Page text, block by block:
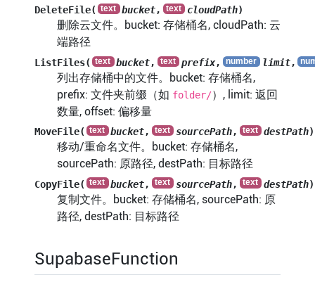
DeleteFile( bucket, cloudPath)
删除云文件。bucket: 存储桶名, cloudPath: 云
端路径
ListFiles( bucket, prefix, limit,
列出存储桶中的文件。bucket: 存储桶名,
prefix: 文件夹前缀（如 folder/）, limit: 返回
数量, offset: 偏移量
MoveFile( bucket, sourcePath, destPath)
移动/重命名文件。bucket: 存储桶名,
sourcePath: 原路径, destPath: 目标路径
CopyFile( bucket, sourcePath, destPath)
复制文件。bucket: 存储桶名, sourcePath: 原
路径, destPath: 目标路径
SupabaseFunction